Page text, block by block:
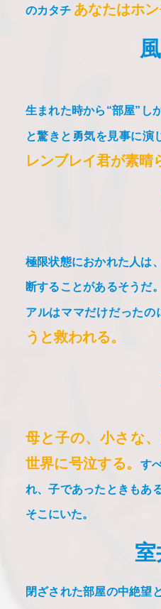
のカタチ あなたはホン
生まれた時から“部屋”し
と驚きと勇気を見事に演
レンブレイ君が素晴
極限状態におかれた人は
断することがあるそうだ。
アルはママだけだったの
うと救われる。
母と子の、小さな
世界に号泣する。す
れ、子であったときもある
そこにいた。
閉ざされた部屋の中絶望